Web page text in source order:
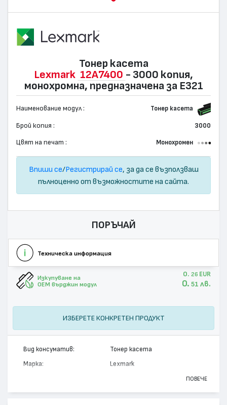
Тонер касета
Lexmark 12A7400 - 3000 копия,
монохромна, предназначена за E321
Наименование модул : Тонер касета
Брой копия : 3000
Цвят на печат : Монохромен
Впиши се/Регистрирай се, за да се възползваш
пълноценно от възможностите на сайта.
ПОРЪЧАЙ
Техническа информация
Изкупуване на
OEM върджин модул
0. 26 EUR
0. 51 лв.
ИЗБЕРЕТЕ КОНКРЕТЕН ПРОДУКТ
Вид консуматив: Тонер касета
Марка: Lexmark
Цвят: Монохромен
ПОВЕЧЕ